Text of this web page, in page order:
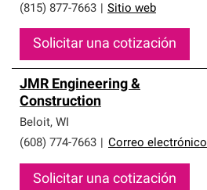
(815) 877-7663
Sitio web
Solicitar una cotización
JMR Engineering &
Construction
Beloit, WI
(608) 774-7663
Correo electrónico
Solicitar una cotización